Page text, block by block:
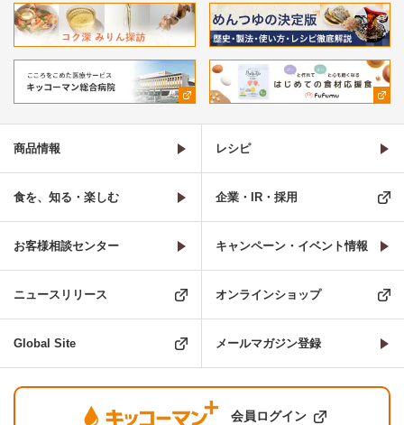
商品情報 レシピ
食を、知る・楽しむ 企業・IR・採用
お客様相談センター キャンペーン・イベント情報
ニュースリリース オンラインショップ
Global Site メールマガジン登録
会員ログイン